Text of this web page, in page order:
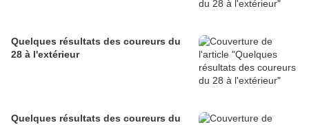
Quelques résultats des coureurs du
28 à l'extérieur
Quelques résultats des coureurs du